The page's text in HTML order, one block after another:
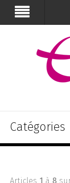
Catégories
Articles 1 à 8